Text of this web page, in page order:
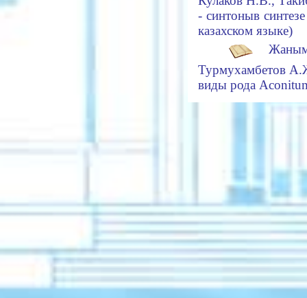
- синтоныв
казахском языке)
Турмухамбетов А.
виды рода